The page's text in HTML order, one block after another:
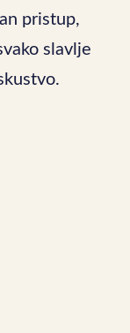
pristup,
slavlje